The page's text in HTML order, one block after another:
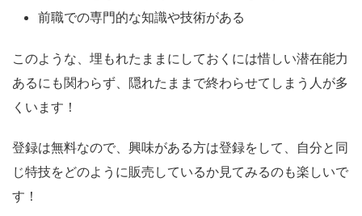
前職での専門的な知識や技術がある
このような、埋もれたままにしておくには惜しい潜在能力
あるにも関わらず、隠れたままで終わらせてしまう人が多
くいます！
登録は無料なので、興味がある方は登録をして、自分と同
じ特技をどのように販売しているか見てみるのも楽しいで
す！